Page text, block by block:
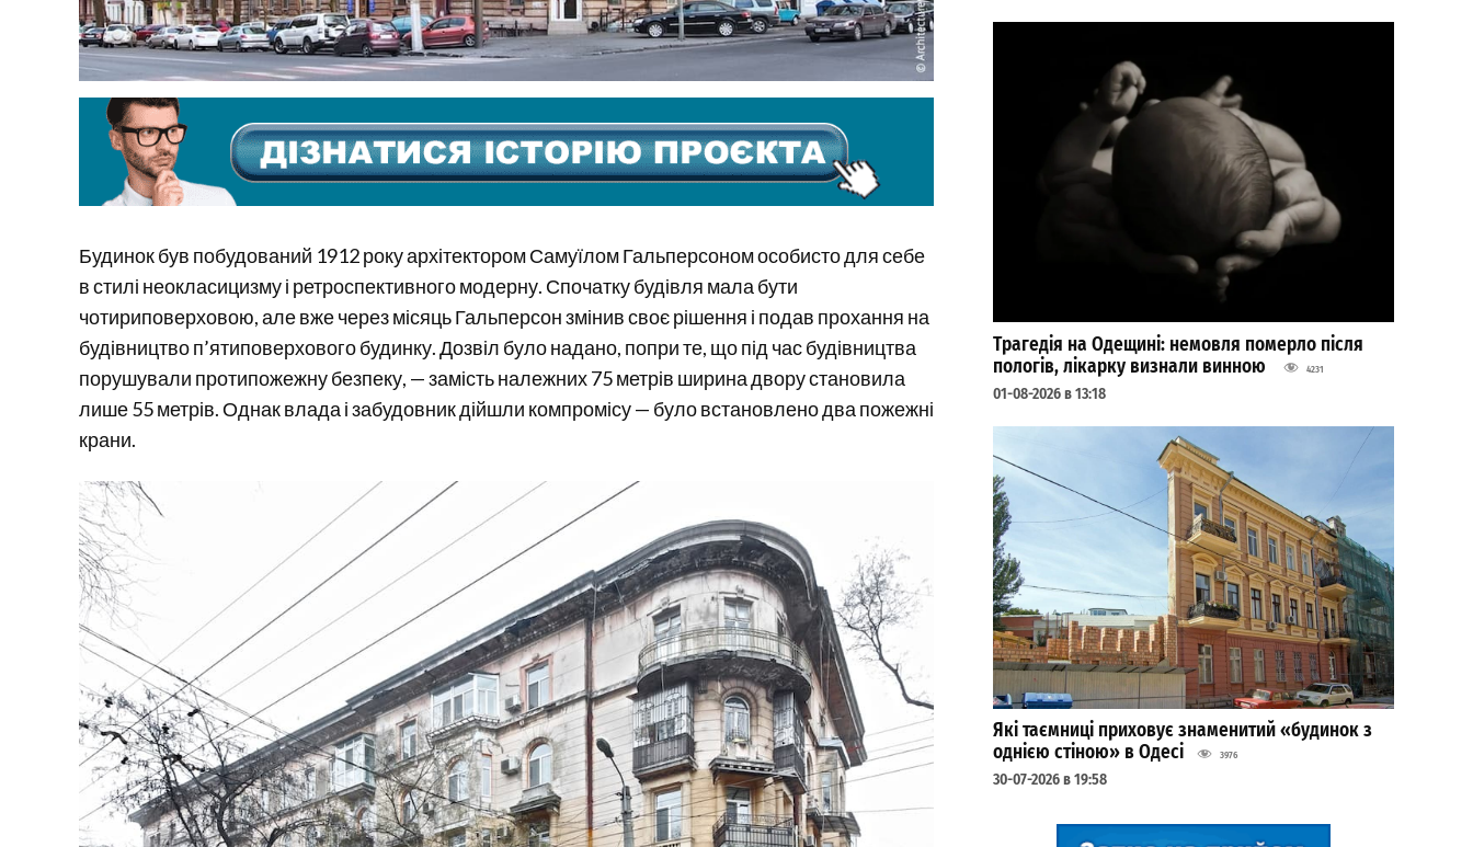
Будинок був побудований 1912 року архітектором Самуїлом Гальперсоном особисто для себе
в стилі неокласицизму і ретроспективного модерну. Спочатку будівля мала бути
чотириповерховою, але вже через місяць Гальперсон змінив своє рішення і подав прохання на
будівництво п’ятиповерхового будинку. Дозвіл було надано, попри те, що під час будівництва
порушували протипожежну безпеку, — замість належних 75 метрів ширина двору становила
лише 55 метрів. Однак влада і забудовник дійшли компромісу — було встановлено два пожежні
крани.
Трагедія на Одещині: немовля померло після
пологів, лікарку визнали винною
4231
01-08-2026 в 13:18
Які таємниці приховує знаменитий «будинок з
однією стіною» в Одесі
3976
30-07-2026 в 19:58